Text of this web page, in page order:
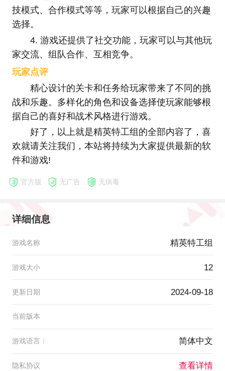
技模式、合作模式等等，玩家可以根据自己的兴趣
选择。
4. 游戏还提供了社交功能，玩家可以与其他玩
家交流、组队合作、互相竞争。
玩家点评
精心设计的关卡和任务给玩家带来了不同的挑
战和乐趣。多样化的角色和设备选择使玩家能够根
据自己的喜好和战术风格进行游戏。
好了，以上就是精英特工组的全部内容了，喜
欢就请关注我们，本站将持续为大家提供最新的软
件和游戏!
官方版 无广告 无病毒
详细信息
游戏名称 精英特工组
游戏大小 12
更新日期 2024-09-18
当前版本
游戏语言： 简体中文
隐私协议 查看详情